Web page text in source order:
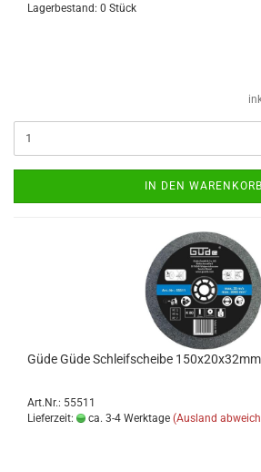
Lagerbestand: 0 Stück
IN DEN WARENKORB
Güde Güde Schleifscheibe
Art.Nr.: 55511
Lieferzeit:
ca. 3-4 Werktage (Ausland